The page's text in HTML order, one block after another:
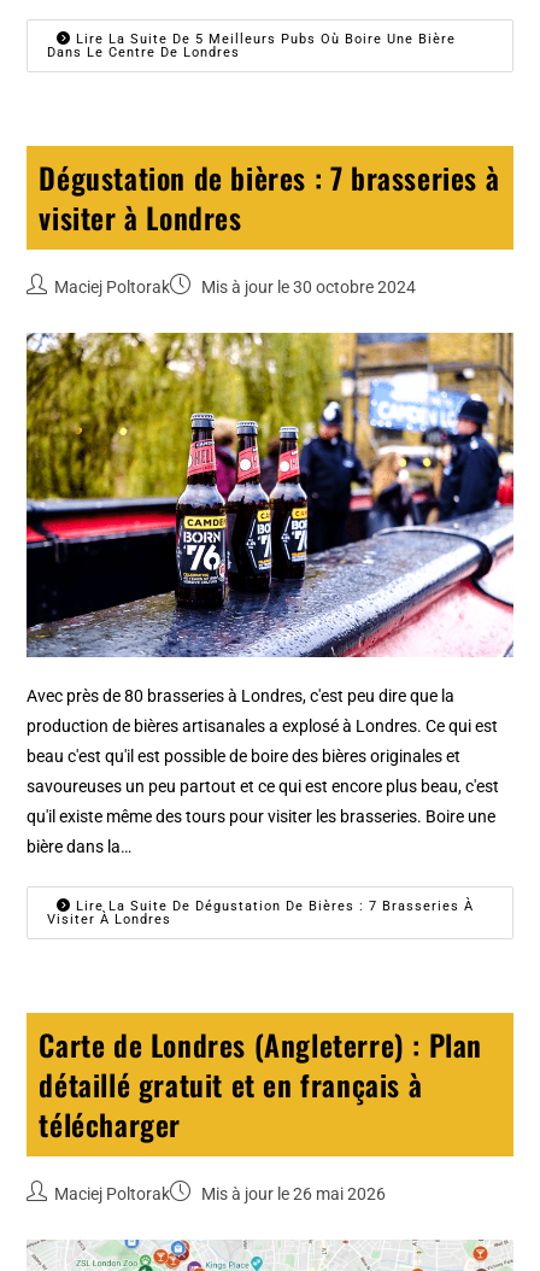
Lire La Suite De 5 Meilleurs Pubs Où Boire Une Bière
Dans Le Centre De Londres
Dégustation de bières : 7 brasseries à
visiter à Londres
Maciej Poltorak Mis à jour le 30 octobre 2024
Avec près de 80 brasseries à Londres, c'est peu dire que la
production de bières artisanales a explosé à Londres. Ce qui est
beau c'est qu'il est possible de boire des bières originales et
savoureuses un peu partout et ce qui est encore plus beau, c'est
qu'il existe même des tours pour visiter les brasseries. Boire une
bière dans la…
Lire La Suite De Dégustation De Bières : 7 Brasseries À
Visiter À Londres
Carte de Londres (Angleterre) : Plan
détaillé gratuit et en français à
télécharger
Maciej Poltorak Mis à jour le 26 mai 2026